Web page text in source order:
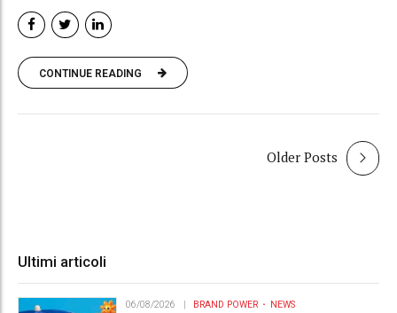
CONTINUE READING
Older Posts
Ultimi articoli
06/08/2026 BRAND POWER NEWS